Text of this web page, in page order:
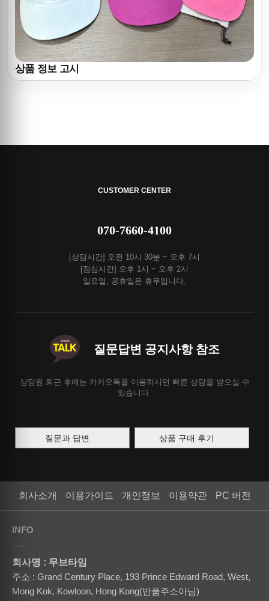
상품 정보 고시
CUSTOMER CENTER
070-7660-4100
[상담시간] 오전 10시 30분 ~ 오후 7시
[점심시간] 오후 1시 ~ 오후 2시
일요일, 공휴일은 휴무입니다.
질문답변 공지사항 참조
상담원 퇴근 후에는 카카오톡을 이용하시면 빠른 상담을 받으실 수
있습니다.
질문과 답변 상품 구매 후기
회사소개 이용가이드 개인정보 이용약관 PC 버전
INFO
회사명 : 무브타임
주소 : Grand Century Place, 193 Prince Edward Road, West,
Mong Kok, Kowloon, Hong Kong(반품주소아님)